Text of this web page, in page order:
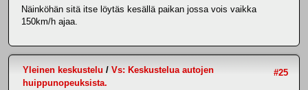
Näinköhän sitä itse löytäs kesällä paikan jossa vois vaikka
150km/h ajaa.
#25
Yleinen keskustelu / Vs: Keskustelua autojen
huippunopeuksista.